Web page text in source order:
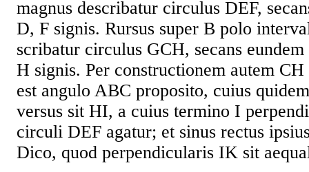
magnus describatur circulus DEF,
D, F signis. Rursus super B polo
scribatur circulus GCH, secans
H signis. Per constructionem autem
est angulo ABC proposito, cuius
versus sit HI, a cuius termino I
circuli DEF agatur; et sinus rectus
Dico, quod perpendicularis IK sit